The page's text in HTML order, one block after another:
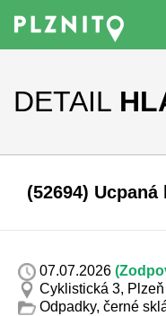
DETAIL
(52694) Ucpaná
07.07.2026
Cyklistická 3,
Odpadky, černé